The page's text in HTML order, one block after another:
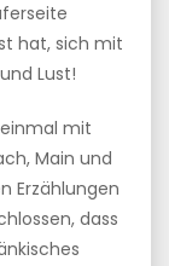
hat, sich mit
Lust!
mit
Main und
Erzählungen
dass